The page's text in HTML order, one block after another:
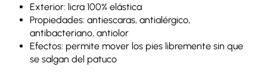
Exterior: licra 100% elástica
Propiedades: antiescaras, antialérgico,
antibacteriano, antiolor
Efectos: permite mover los pies libremente sin que
se salgan del patuco